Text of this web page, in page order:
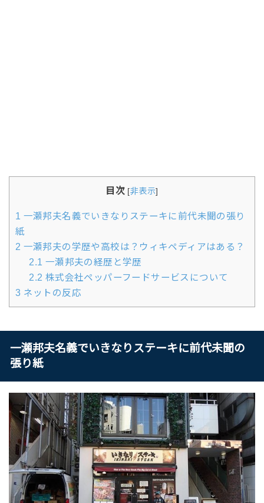
目次 [非表示]
1 一瀬邦夫名義でいきなりステーキに前代未聞の張り
紙
2 一瀬邦夫の学歴や高校は？ウィキペディアはある？
2.1 一瀬邦夫の経歴と学歴
2.2 株式会社ペッパーフードサービスについて
3 ネットの反応
一瀬邦夫名義でいきなりステーキに前代未聞の
張り紙